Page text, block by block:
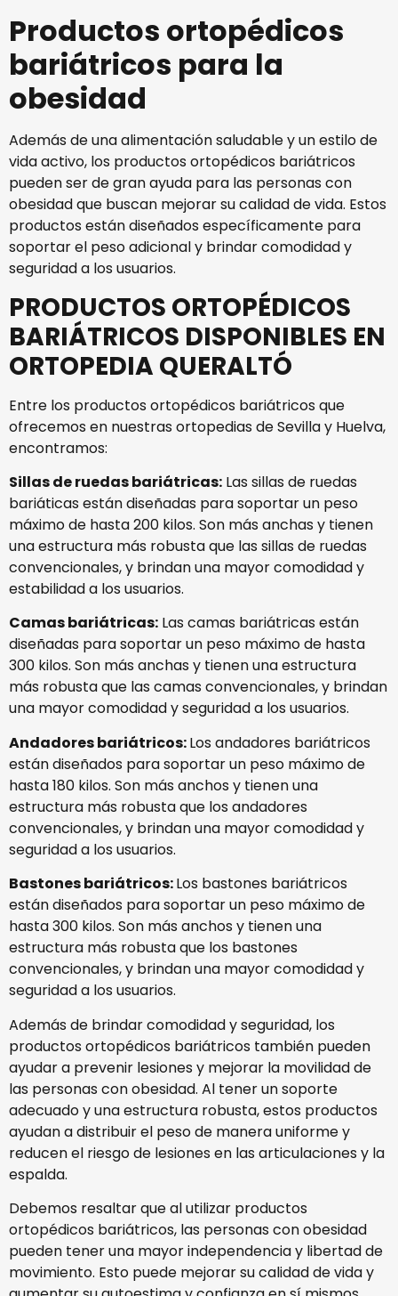
Productos ortopédicos
bariátricos para la
obesidad
Además de una alimentación saludable y un estilo de
vida activo, los productos ortopédicos bariátricos
pueden ser de gran ayuda para las personas con
obesidad que buscan mejorar su calidad de vida. Estos
productos están diseñados específicamente para
soportar el peso adicional y brindar comodidad y
seguridad a los usuarios.
PRODUCTOS ORTOPÉDICOS
BARIÁTRICOS DISPONIBLES EN
ORTOPEDIA QUERALTÓ
Entre los productos ortopédicos bariátricos que
ofrecemos en nuestras ortopedias de Sevilla y Huelva,
encontramos:
Sillas de ruedas bariátricas: Las sillas de ruedas
bariáticas están diseñadas para soportar un peso
máximo de hasta 200 kilos. Son más anchas y tienen
una estructura más robusta que las sillas de ruedas
convencionales, y brindan una mayor comodidad y
estabilidad a los usuarios.
Camas bariátricas: Las camas bariátricas están
diseñadas para soportar un peso máximo de hasta
300 kilos. Son más anchas y tienen una estructura
más robusta que las camas convencionales, y brindan
una mayor comodidad y seguridad a los usuarios.
Andadores bariátricos:Los andadores bariátricos
están diseñados para soportar un peso máximo de
hasta 180 kilos. Son más anchos y tienen una
estructura más robusta que los andadores
convencionales, y brindan una mayor comodidad y
seguridad a los usuarios.
Bastones bariátricos:Los bastones bariátricos
están diseñados para soportar un peso máximo de
hasta 300 kilos. Son más anchos y tienen una
estructura más robusta que los bastones
convencionales, y brindan una mayor comodidad y
seguridad a los usuarios.
Además de brindar comodidad y seguridad, los
productos ortopédicos bariátricos también pueden
ayudar a prevenir lesiones y mejorar la movilidad de
las personas con obesidad. Al tener un soporte
adecuado y una estructura robusta, estos productos
ayudan a distribuir el peso de manera uniforme y
reducen el riesgo de lesiones en las articulaciones y la
espalda.
Debemos resaltar que al utilizar productos
ortopédicos bariátricos, las personas con obesidad
pueden tener una mayor independencia y libertad de
movimiento. Esto puede mejorar su calidad de vida y